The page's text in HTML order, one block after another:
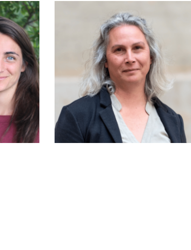
ESSEC. All rights reserved.